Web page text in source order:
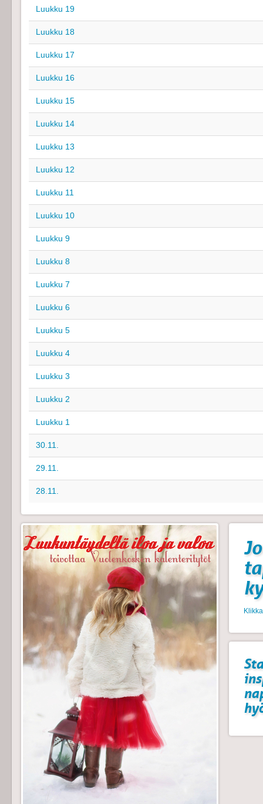
Luukku 19
Luukku 18
Luukku 17
Luukku 16
Luukku 15
Luukku 14
Luukku 13
Luukku 12
Luukku 11
Luukku 10
Luukku 9
Luukku 8
Luukku 7
Luukku 6
Luukku 5
Luukku 4
Luukku 3
Luukku 2
Luukku 1
30.11.
29.11.
28.11.